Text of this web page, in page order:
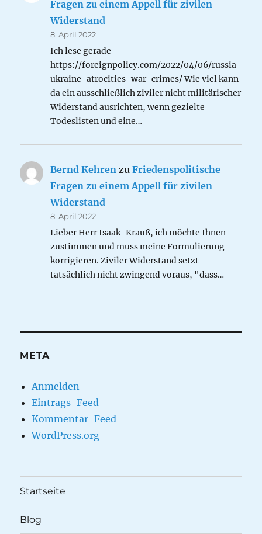
Fragen zu einem Appell für zivilen
Widerstand
8. April 2022
Ich lese gerade
https://foreignpolicy.com/2022/04/06/russia-
ukraine-atrocities-war-crimes/ Wie viel kann
da ein ausschließlich ziviler nicht militärischer
Widerstand ausrichten, wenn gezielte
Todeslisten und eine…
Bernd Kehren zuFriedenspolitische
Fragen zu einem Appell für zivilen
Widerstand
8. April 2022
Lieber Herr Isaak-Krauß, ich möchte Ihnen
zustimmen und muss meine Formulierung
korrigieren. Ziviler Widerstand setzt
tatsächlich nicht zwingend voraus, "dass…
META
Anmelden
Eintrags-Feed
Kommentar-Feed
WordPress.org
Startseite
Blog